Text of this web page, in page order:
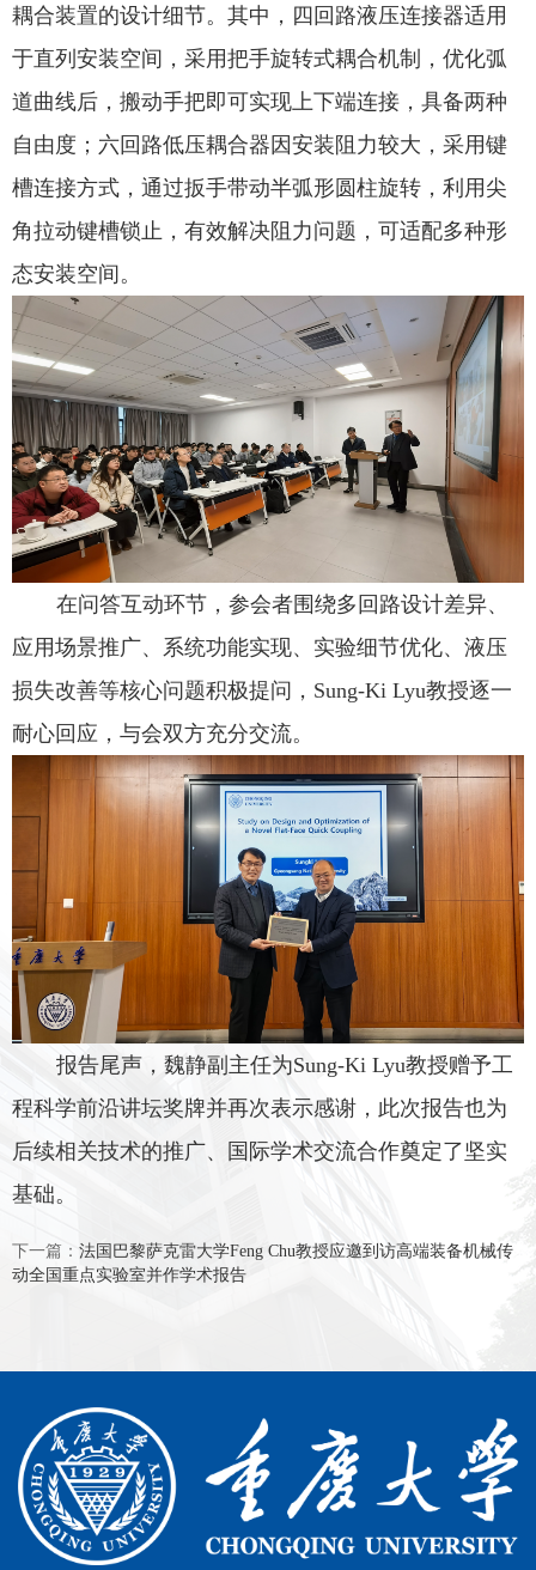
耦合装置的设计细节。其中，四回路液压连接器适用
于直列安装空间，采用把手旋转式耦合机制，优化弧
道曲线后，搬动手把即可实现上下端连接，具备两种
自由度；六回路低压耦合器因安装阻力较大，采用键
槽连接方式，通过扳手带动半弧形圆柱旋转，利用尖
角拉动键槽锁止，有效解决阻力问题，可适配多种形
态安装空间。
在问答互动环节，参会者围绕多回路设计差异、
应用场景推广、系统功能实现、实验细节优化、液压
损失改善等核心问题积极提问， Sung-Ki Lyu教授逐一
耐心回应，与会双方充分交流。
报告尾声，魏静副主任为Sung-Ki Lyu教授赠予工
程科学前沿讲坛奖牌并再次表示感谢，此次报告也为
后续相关技术的推广、国际学术交流合作奠定了坚实
基础。
下一篇： 法国巴黎萨克雷大学Feng Chu教授应邀到访高端装备机械传
动全国重点实验室并作学术报告